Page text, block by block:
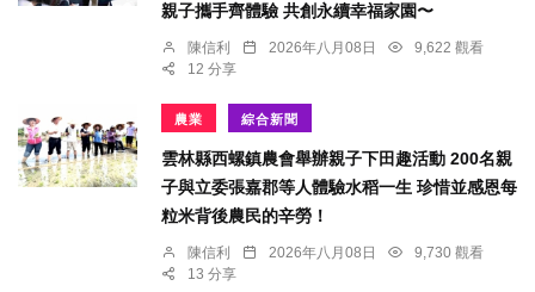
親子攜手齊體驗 共創永續幸福家園〜
陳信利 2026年八月08日
9,622 觀看
12 分享
農業 綜合新聞
雲林縣西螺鎮農會舉辦親子下田趣活動 200名親
子與立委張嘉郡等人體驗水稻一生 珍惜並感恩每
粒米背後農民的辛勞！
陳信利 2026年八月08日
9,730 觀看
13 分享